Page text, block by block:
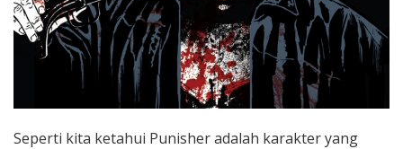
Seperti kita ketahui Punisher adalah karakter yang